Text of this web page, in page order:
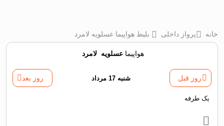
خانه پرواز داخلی بلیط هواپیما عسلویه لامرد
هواپیما عسلویه لامرد
روز قبل شنبه 17 مرداد روز بعد
یک طرفه